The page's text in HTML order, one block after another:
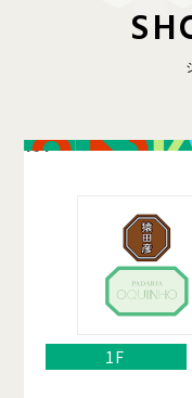
SH
101
1F